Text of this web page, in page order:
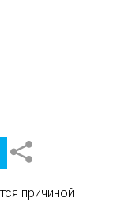
причиной